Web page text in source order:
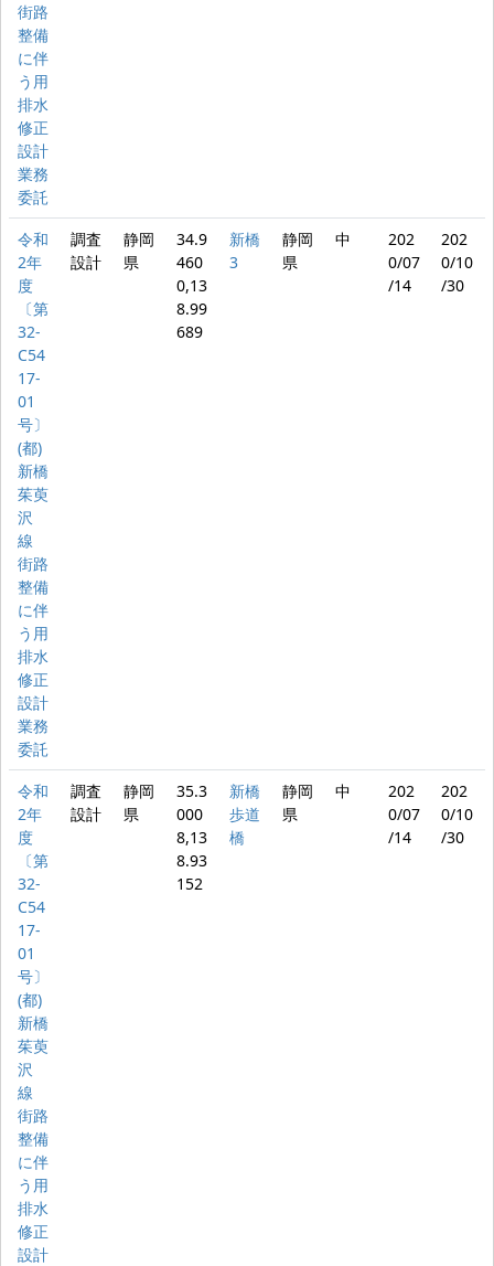
街路
整備
に伴
う用
排水
修正
設計
業務
委託
令和
2年
度
〔第
32-
C54
17-
01
号〕
(都)
新橋
茱萸
沢
線
街路
整備
に伴
う用
排水
修正
設計
業務
委託
調査
設計
静岡
県
34.9
460
0,13
8.99
689
新橋
3
静岡
県
中
202
0/07
/14
202
0/10
/30
令和
2年
度
〔第
32-
C54
17-
01
号〕
(都)
新橋
茱萸
沢
線
街路
整備
に伴
う用
排水
修正
設計
調査
設計
静岡
県
35.3
000
8,13
8.93
152
新橋
歩道
橋
静岡
県
中
202
0/07
/14
202
0/10
/30